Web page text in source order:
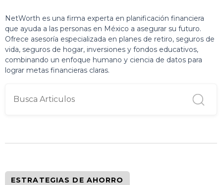
NetWorth es una firma experta en planificación financiera
que ayuda a las personas en México a asegurar su futuro.
Ofrece asesoría especializada en planes de retiro, seguros de
vida, seguros de hogar, inversiones y fondos educativos,
combinando un enfoque humano y ciencia de datos para
lograr metas financieras claras.
ESTRATEGIAS DE AHORRO